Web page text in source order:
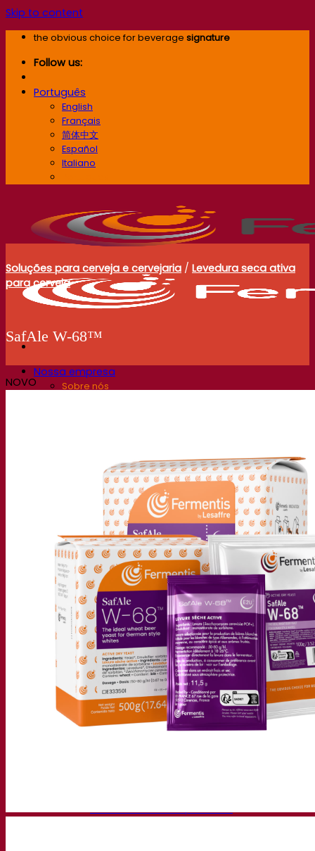
Skip to content
the obvious choice for beverage signature
Follow us:
Português
English
Français
简体中文
Español
Italiano
Nossa empresa
Sobre nós
Pesquisa e desenvolvimento
Levedura Superior da Fermentis
Caracterização do produto
Desenvolvimento de produto
Nossas marcas
E2U™ – Easy To Use
SafYeast™
All In 1™
Fermentis Academy™
Outros serviços
Fabricação sob encomenda
Degustações de bebidas
Soluções de fermentação
Cerveja
Levedura seca ativa para cerveja
Bactérias
Auxiliares de fermentação para cerveja
Produtos funcionais para cerveja
Soluções para Vinificação
Levedura seca ativa para sidra
Soluções para cerveja e cervejaria / Levedura seca ativa
para cerveja
SafAle W-68™
NOVO